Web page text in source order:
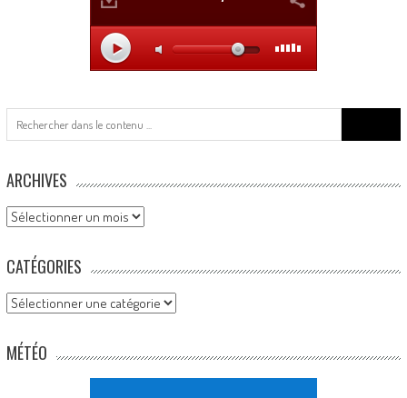
for:
ARCHIVES
Archives
CATÉGORIES
Catégories
MÉTÉO